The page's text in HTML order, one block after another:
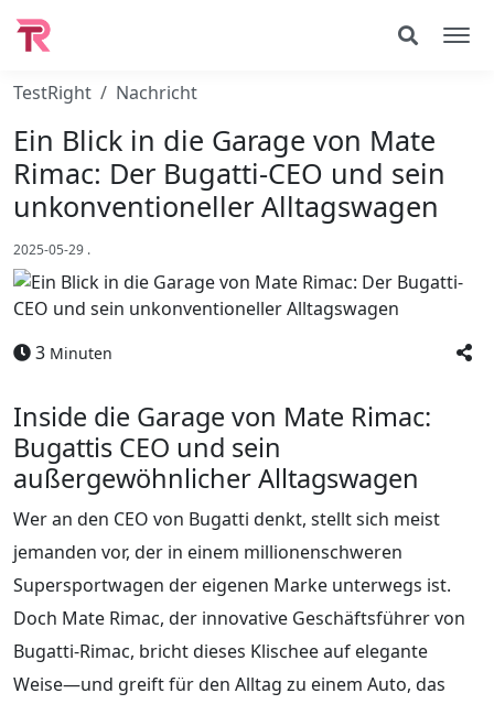
TestRight Nachricht
Ein Blick in die Garage von Mate
Rimac: Der Bugatti-CEO und sein
unkonventioneller Alltagswagen
2025-05-29 .
3 Minuten
Inside die Garage von Mate Rimac:
Bugattis CEO und sein
außergewöhnlicher Alltagswagen
Wer an den CEO von Bugatti denkt, stellt sich meist
jemanden vor, der in einem millionenschweren
Supersportwagen der eigenen Marke unterwegs ist.
Doch Mate Rimac, der innovative Geschäftsführer von
Bugatti-Rimac, bricht dieses Klischee auf elegante
Weise—und greift für den Alltag zu einem Auto, das